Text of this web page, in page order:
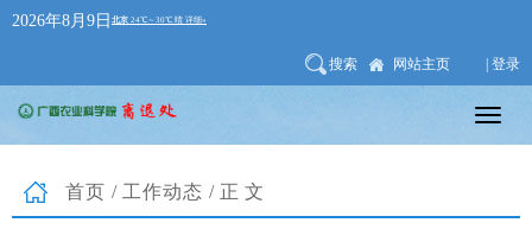
2026年8月9日
搜索 网站主页 | 登录
首页 / 工作动态 /正文